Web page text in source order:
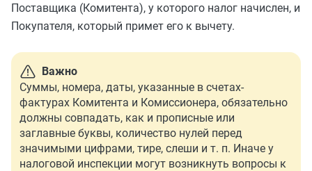
Поставщика (Комитента), у которого налог начислен, и
Покупателя, который примет его к вычету.
Важно
Суммы, номера, даты, указанные в счетах-
фактурах Комитента и Комиссионера, обязательно
должны совпадать, как и прописные или
заглавные буквы, количество нулей перед
значимыми цифрами, тире, слеши и т. п. Иначе у
налоговой инспекции могут возникнуть вопросы к